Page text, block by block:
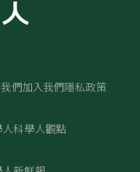
們加入我們隱私政策
人科學人觀點